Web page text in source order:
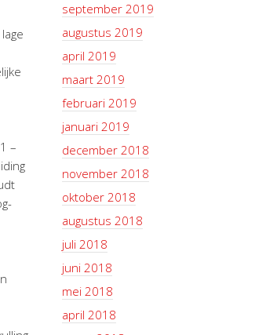
–
september 2019
augustus 2019
april 2019
maart 2019
februari 2019
januari 2019
december 2018
november 2018
oktober 2018
augustus 2018
juli 2018
juni 2018
mei 2018
april 2018